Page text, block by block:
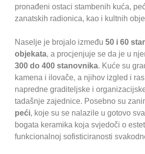
pronađeni ostaci stambenih kuća,
zanatskih radionica, kao i kultnih
Naselje je brojalo između 50 i 60
objekata, a procjenjuje se da je u
300 do 400 stanovnika. Kuće su
kamena i ilovače, a njihov izgled i
napredne graditeljske i
tadašnje zajednice. Posebno su
peći, koje su se nalazile u gotovo
bogata keramika koja svjedoči o
funkcionalnoj sofisticiranosti